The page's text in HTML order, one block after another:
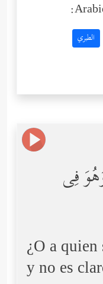
الطبري
فِی
¿O a
y no es